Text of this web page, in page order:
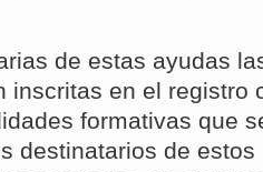
de estas ayudas
inscritas en el registro
formativas que
destinatarios de